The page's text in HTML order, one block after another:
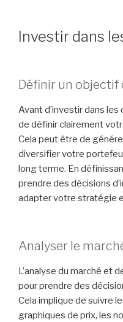
Investir dans
Définir un objectif
Avant d’investir dans
de définir clairement
Cela peut être de
diversifier votre
long terme. En
prendre des décisions
adapter votre stratégie
Analyser le
L’analyse du marché et
pour prendre des
Cela implique de suivre
graphiques de prix, les